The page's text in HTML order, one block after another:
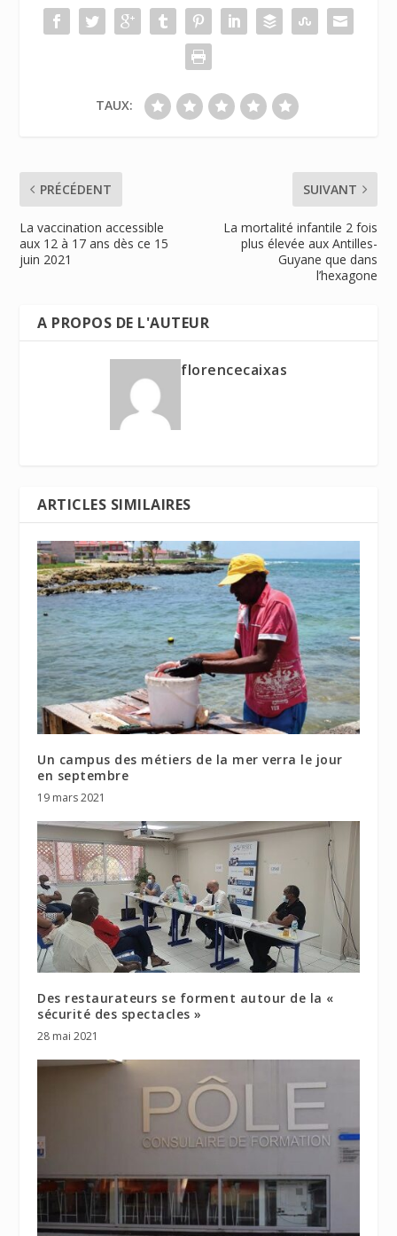
TAUX:
PRÉCÉDENT
La vaccination accessible
aux 12 à 17 ans dès ce 15
juin 2021
SUIVANT
La mortalité infantile 2 fois
plus élevée aux Antilles-
Guyane que dans
l’hexagone
A PROPOS DE L'AUTEUR
florencecaixas
ARTICLES SIMILAIRES
Un campus des métiers de la mer verra le jour
en septembre
19 mars 2021
Des restaurateurs se forment autour de la «
sécurité des spectacles »
28 mai 2021